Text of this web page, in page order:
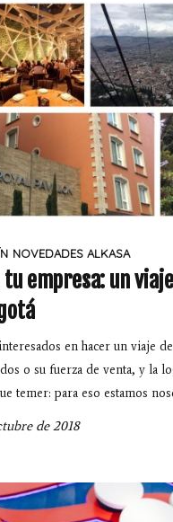
NOVEDADES ALKASA
tu empresa: un
en hacer un viaje
o su fuerza de venta, y la
temer: para eso estamos
de 2018